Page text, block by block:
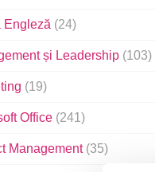
Engleză (24)
și Leadership (103)
(19)
Office (241)
Management (35)